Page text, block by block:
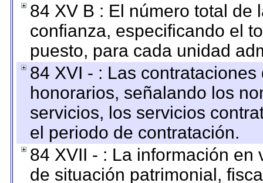
84 XV B : El número total de
confianza, especificando el
puesto, para cada unidad
84 XVI - : Las
honorarios, señalando los
servicios, los servicios
el periodo de contratación.
84 XVII - : La información
de situación patrimonial,